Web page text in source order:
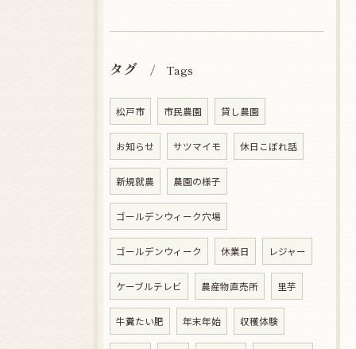
タグ Tags
松戸市 市民農園 貸し農園
お知らせ サツマイモ 休日こぼれ話
新規就農 農園の様子
ゴールデンウィーク穴場
ゴールデンウィーク 休業日 レジャー
ケーブルテレビ 農産物直売所 里芋
牛糞たい肥 年末年始 収穫体験